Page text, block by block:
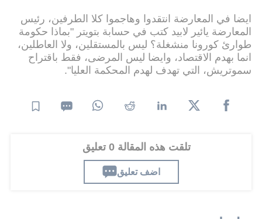
ايضا في المعارضة انتقدوا وهاجموا كلا الطرفين، رئيس
المعارضة يائير لابيد كتب في حسابة بتويتر "بماذا حكومة
طوارئ كورونا منشغلة؟ ليس بالمستقلين، ولا العاطلين،
انما بهدم الاقتصاد، وايضا ليس المرضى، فقط باقتراح
سموتريش، التي تهدف لهدم المحكمة العليا".
تلقت هذه المقالة 0 تعليق
اضف تعليق